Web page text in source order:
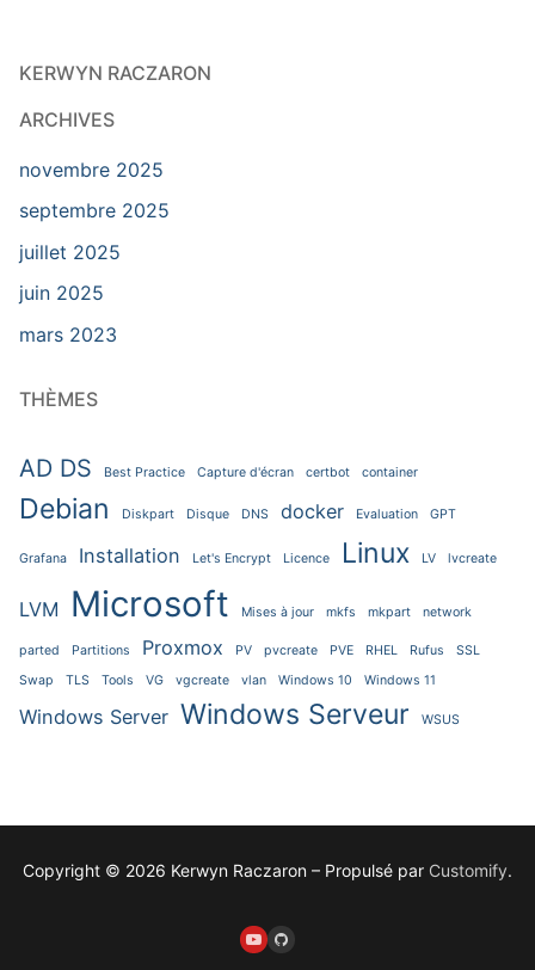
KERWYN RACZARON
ARCHIVES
novembre 2025
septembre 2025
juillet 2025
juin 2025
mars 2023
THÈMES
AD DS Best Practice Capture d'écran certbot container
Debian Diskpart Disque DNS docker Evaluation GPT
Grafana Installation Let's Encrypt Licence Linux LV lvcreate
LVM Microsoft Mises à jour mkfs mkpart network
parted Partitions Proxmox PV pvcreate PVE RHEL Rufus
SSL
Swap
TLS Tools VG vgcreate vlan Windows 10 Windows 11
Windows Server Windows Serveur WSUS
Copyright © 2026 Kerwyn Raczaron – Propulsé par Customify.